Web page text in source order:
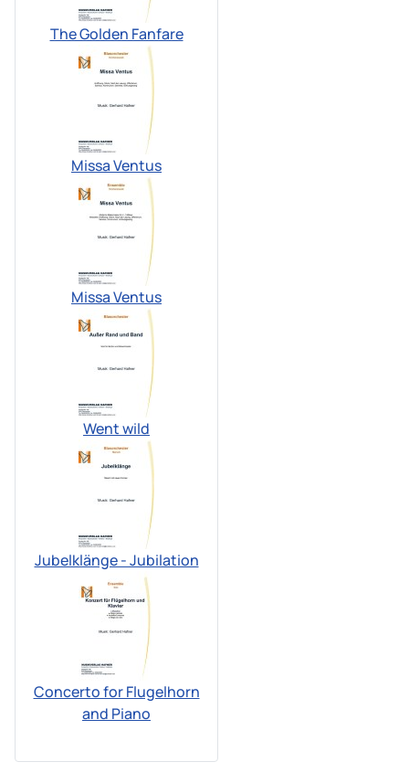
The Golden Fanfare
Missa Ventus
Missa Ventus
Went wild
Jubelklänge - Jubilation
Concerto for Flugelhorn
and Piano